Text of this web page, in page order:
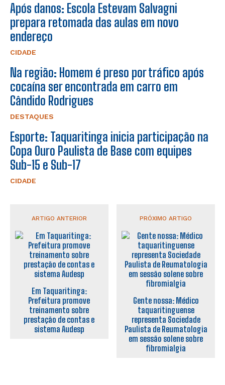
Após danos: Escola Estevam Salvagni
prepara retomada das aulas em novo
endereço
CIDADE
Na região: Homem é preso por tráfico após
cocaína ser encontrada em carro em
Cândido Rodrigues
DESTAQUES
Esporte: Taquaritinga inicia participação na
Copa Ouro Paulista de Base com equipes
Sub-15 e Sub-17
CIDADE
ARTIGO ANTERIOR
Em Taquaritinga:
Prefeitura promove
treinamento sobre
prestação de contas e
sistema Audesp
PRÓXIMO ARTIGO
Gente nossa: Médico
taquaritinguense
representa Sociedade
Paulista de Reumatologia
em sessão solene sobre
fibromialgia